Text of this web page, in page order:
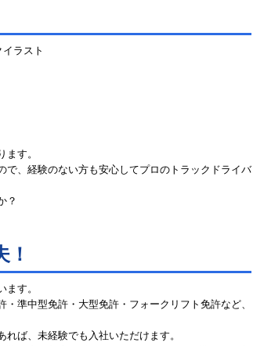
す。
、経験のない方も安心してプロのトラックドライバ
？
す。
準中型免許・大型免許・フォークリフト免許など、
ば、未経験でも入社いただけます。